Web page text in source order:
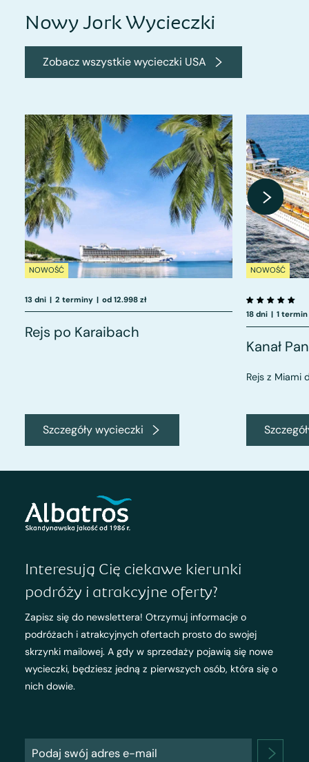
Nowy Jork Wycieczki
Zobacz wszystkie wycieczki USA
NOWOŚĆ
13 dni | 2 terminy | od 12.998 zł
Rejs po Karaibach
Szczegóły wycieczki
NOWOŚĆ
18 dni | 1 termin
Kanał
Rejs z Miami
Interesują Cię ciekawe kierunki
podróży i atrakcyjne oferty?
Zapisz się do newslettera! Otrzymuj informacje o
podróżach i atrakcyjnych ofertach prosto do swojej
skrzynki mailowej. A gdy w sprzedaży pojawią się nowe
wycieczki, będziesz jedną z pierwszych osób, która się o
nich dowie.